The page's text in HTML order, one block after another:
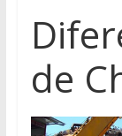
de